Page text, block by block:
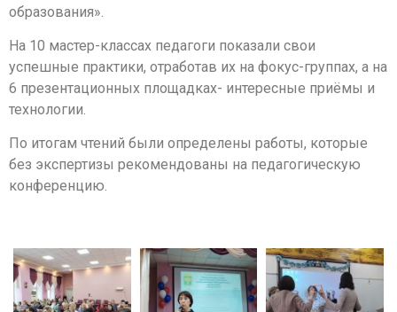
образования».
На 10 мастер-классах педагоги показали свои
успешные практики, отработав их на фокус-группах, а на
6 презентационных площадках- интересные приёмы и
технологии.
По итогам чтений были определены работы, которые
без экспертизы рекомендованы на педагогическую
конференцию.